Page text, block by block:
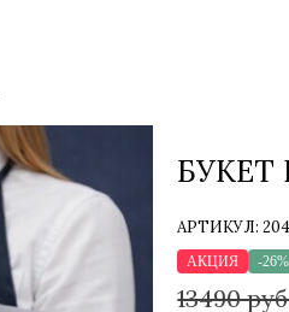
БУКЕТ
АРТИКУЛ:
АКЦИЯ -26%
13490